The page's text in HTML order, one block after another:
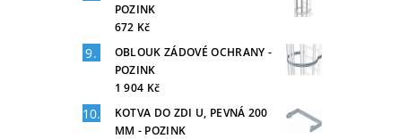
POZINK
672 Kč
OBLOUK ZÁDOVÉ OCHRANY -
POZINK
1 904 Kč
KOTVA DO ZDI U, PEVNÁ 200
MM - POZINK